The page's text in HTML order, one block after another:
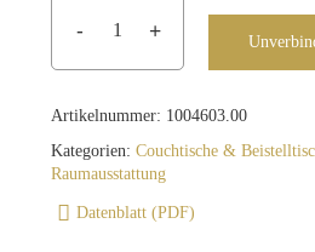
Artikelnummer: 1004603.00
Kategorien: Couchtische &
Raumausstattung
Datenblatt (PDF)